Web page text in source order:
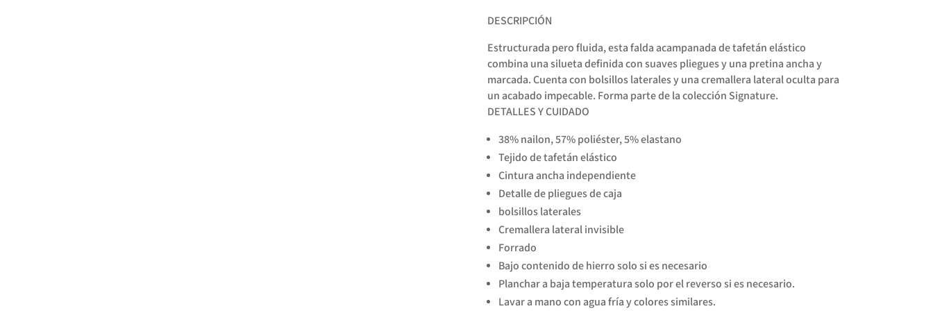
DESCRIPCIÓN
Estructurada pero fluida, esta falda acampanada de tafetán elástico
combina una silueta definida con suaves pliegues y una pretina ancha y
marcada. Cuenta con bolsillos laterales y una cremallera lateral oculta para
un acabado impecable. Forma parte de la colección Signature.
DETALLES Y CUIDADO
38% nailon, 57% poliéster, 5% elastano
Tejido de tafetán elástico
Cintura ancha independiente
Detalle de pliegues de caja
bolsillos laterales
Cremallera lateral invisible
Forrado
Bajo contenido de hierro solo si es necesario
Planchar a baja temperatura solo por el reverso si es necesario.
Lavar a mano con agua fría y colores similares.